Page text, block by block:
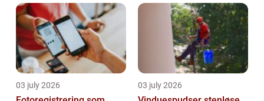
03 july 2026 03 july 2026